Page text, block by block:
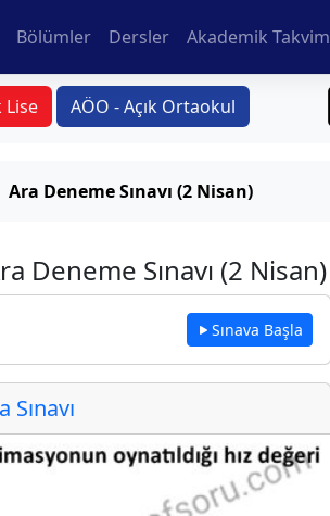
Bölümler Dersler Akademik Takvim
Lise AÖO - Açık Ortaokul
Ara Deneme Sınavı (2 Nisan)
Deneme Sınavı (2 Nisan)
Sınava Başla